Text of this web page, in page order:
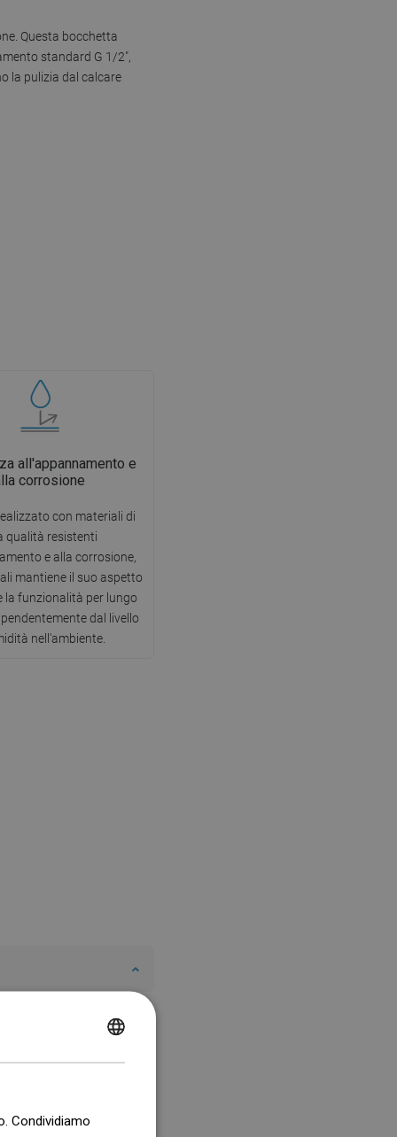
Questa bocchetta
standard G 1/2",
la pulizia dal calcare
all'appannamento e
corrosione
con materiali di
qualità resistenti
e alla corrosione,
mantiene il suo aspetto
la funzionalità per lungo
dal livello
nell'ambiente.
Condividiamo